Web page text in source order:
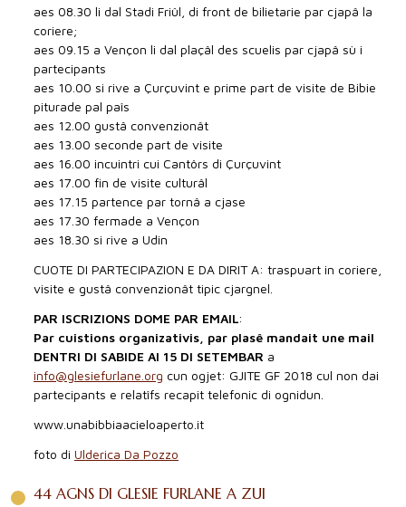
aes 08.30 li dal Stadi Friûl, di front de bilietarie par cjapâ la
coriere;
aes 09.15 a Vençon li dal plaçâl des scuelis par cjapâ sù i
partecipants
aes 10.00 si rive a Çurçuvint e prime part de visite de Bibie
piturade pal paîs
aes 12.00 gustâ convenzionât
aes 13.00 seconde part de visite
aes 16.00 incuintri cui Cantôrs di Çurçuvint
aes 17.00 fin de visite culturâl
aes 17.15 partence par tornâ a cjase
aes 17.30 fermade a Vençon
aes 18.30 si rive a Udin
CUOTE DI PARTECIPAZION E DA DIRIT A: traspuart in coriere,
visite e gustâ convenzionât tipic cjargnel.
PAR ISCRIZIONS DOME PAR EMAIL:
Par cuistions organizativis, par plasê mandait une mail
DENTRI DI SABIDE AI 15 DI SETEMBAR a
info@glesiefurlane.org cun ogjet: GJITE GF 2018 cul non dai
partecipants e relatîfs recapit telefonic di ognidun.
www.unabibbiaacieloaperto.it
foto di Ulderica Da Pozzo
44 AGNS DI GLESIE FURLANE A ZUI